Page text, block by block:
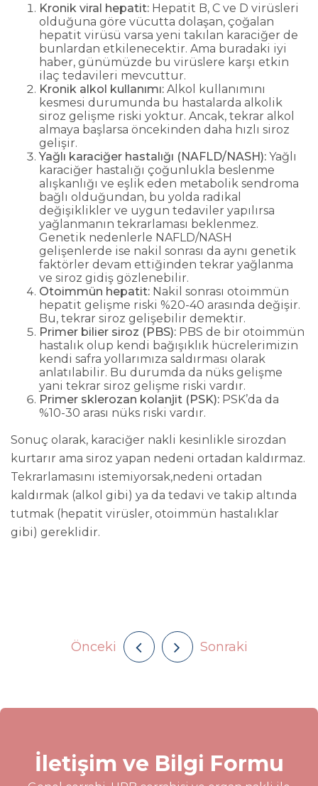
Kronik viral hepatit: Hepatit B, C ve D virüsleri
olduğuna göre vücutta dolaşan, çoğalan
hepatit virüsü varsa yeni takılan karaciğer de
bunlardan etkilenecektir. Ama buradaki iyi
haber, günümüzde bu virüslere karşı etkin
ilaç tedavileri mevcuttur.
Kronik alkol kullanımı: Alkol kullanımını
kesmesi durumunda bu hastalarda alkolik
siroz gelişme riski yoktur. Ancak, tekrar alkol
almaya başlarsa öncekinden daha hızlı siroz
gelişir.
Yağlı karaciğer hastalığı (NAFLD/NASH): Yağlı
karaciğer hastalığı çoğunlukla beslenme
alışkanlığı ve eşlik eden metabolik sendroma
bağlı olduğundan, bu yolda radikal
değişiklikler ve uygun tedaviler yapılırsa
yağlanmanın tekrarlaması beklenmez.
Genetik nedenlerle NAFLD/NASH
gelişenlerde ise nakil sonrası da aynı genetik
faktörler devam ettiğinden tekrar yağlanma
ve siroz gidiş gözlenebilir.
Otoimmün hepatit: Nakil sonrası otoimmün
hepatit gelişme riski %20-40 arasında değişir.
Bu, tekrar siroz gelişebilir demektir.
Primer bilier siroz (PBS): PBS de bir otoimmün
hastalık olup kendi bağışıklık hücrelerimizin
kendi safra yollarımıza saldırması olarak
anlatılabilir. Bu durumda da nüks gelişme
yani tekrar siroz gelişme riski vardır.
Primer sklerozan kolanjit (PSK): PSK’da da
%10-30 arası nüks riski vardır.
Sonuç olarak, karaciğer nakli kesinlikle sirozdan
kurtarır ama siroz yapan nedeni ortadan kaldırmaz.
Tekrarlamasını istemiyorsak,nedeni ortadan
kaldırmak (alkol gibi) ya da tedavi ve takip altında
tutmak (hepatit virüsler, otoimmün hastalıklar
gibi) gereklidir.
Önceki Sonraki
İletişim ve Bilgi Formu